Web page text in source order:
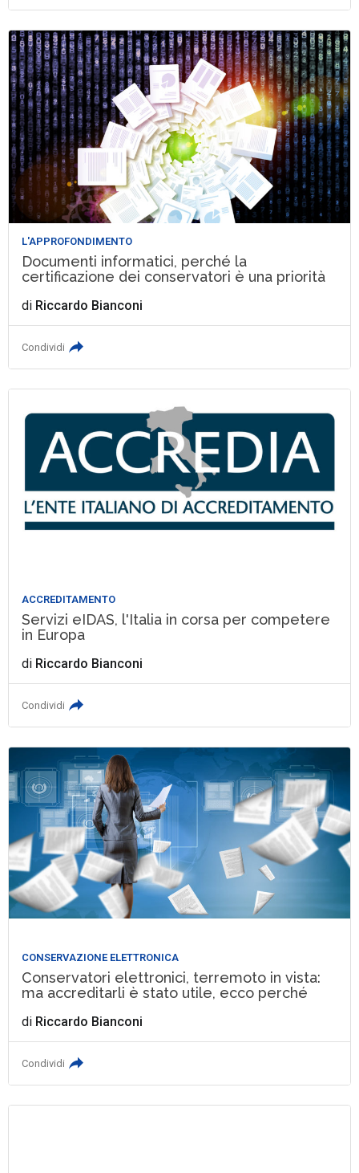
L'APPROFONDIMENTO
Documenti informatici, perché la
certificazione dei conservatori è una priorità
di Riccardo Bianconi
Condividi
ACCREDITAMENTO
Servizi eIDAS, l'Italia in corsa per competere
in Europa
di Riccardo Bianconi
Condividi
CONSERVAZIONE ELETTRONICA
Conservatori elettronici, terremoto in vista:
ma accreditarli è stato utile, ecco perché
di Riccardo Bianconi
Condividi